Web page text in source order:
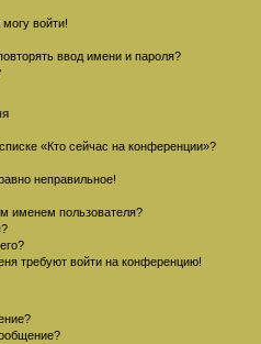
войти!
ввод имени и пароля?
«Кто сейчас на конференции»?
неправильное!
именем пользователя?
требуют войти на конференцию!